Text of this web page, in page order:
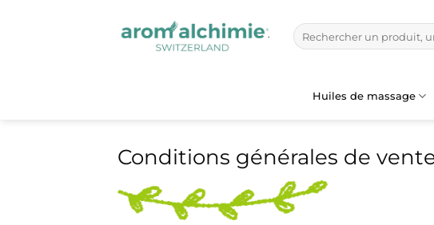
Recherche
pour :
Huiles de massage
Conditions générales de